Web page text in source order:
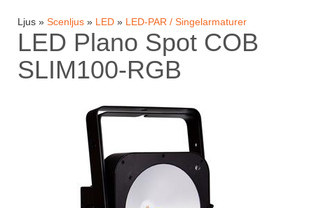
Ljus » Scenljus » LED » LED-PAR / Singelarmaturer
LED Plano Spot COB
SLIM100-RGB